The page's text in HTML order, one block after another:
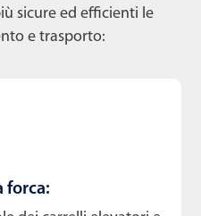
sicure ed efficienti le
e trasporto:
forca: